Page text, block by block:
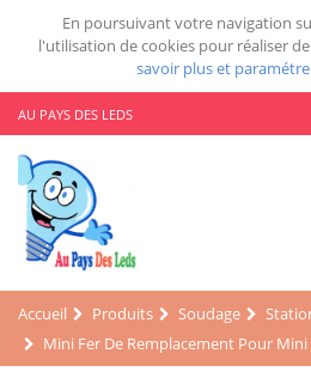
En poursuivant votre navigation
l'utilisation de cookies pour réaliser
savoir plus et
AU PAYS DES LEDS
Accueil Produits Soudage
Mini Fer De Remplacement Pour Mini